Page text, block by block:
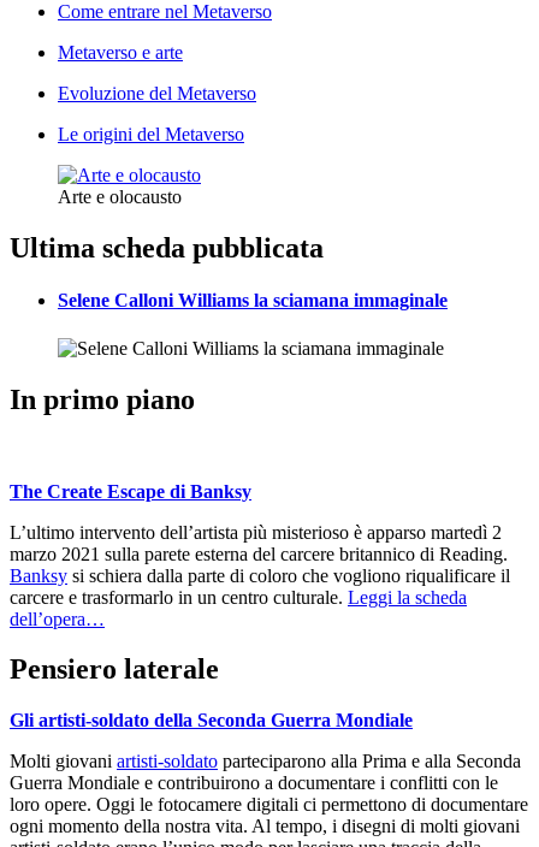
Come entrare nel Metaverso
Metaverso e arte
Evoluzione del Metaverso
Le origini del Metaverso
Arte e olocausto
Ultima scheda pubblicata
Selene Calloni Williams la sciamana immaginale
In primo piano
The Create Escape di Banksy
L’ultimo intervento dell’artista più misterioso è apparso martedì 2
marzo 2021 sulla parete esterna del carcere britannico di Reading.
Banksy si schiera dalla parte di coloro che vogliono riqualificare il
carcere e trasformarlo in un centro culturale. Leggi la scheda
dell’opera…
Pensiero laterale
Gli artisti-soldato della Seconda Guerra Mondiale
Molti giovani artisti-soldato parteciparono alla Prima e alla Seconda
Guerra Mondiale e contribuirono a documentare i conflitti con le
loro opere. Oggi le fotocamere digitali ci permettono di documentare
ogni momento della nostra vita. Al tempo, i disegni di molti giovani